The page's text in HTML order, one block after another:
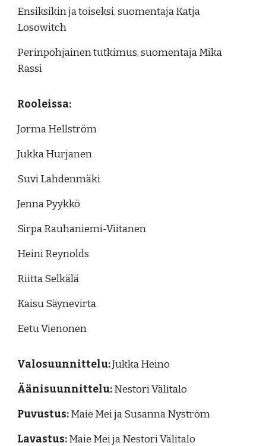
Ensiksikin ja toiseksi, suomentaja Katja
Losowitch
Perinpohjainen tutkimus, suomentaja Mika
Rassi
Rooleissa:
Jorma Hellström
Jukka Hurjanen
Suvi Lahdenmäki
Jenna Pyykkö
Sirpa Rauhaniemi-Viitanen
Heini Reynolds
Riitta Selkälä
Kaisu Säynevirta
Eetu Vienonen
Valosuunnittelu:Jukka Heino
Äänisuunnittelu:Nestori Välitalo
Puvustus:Maie Mei ja Susanna Nyström
Lavastus:Maie Mei ja Nestori Välitalo